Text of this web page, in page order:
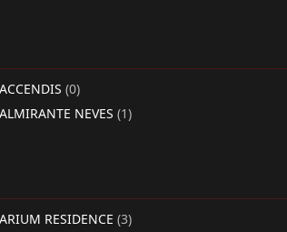
ACCENDIS (0)
ALMIRANTE NEVES (1)
ARIUM RESIDENCE (3)